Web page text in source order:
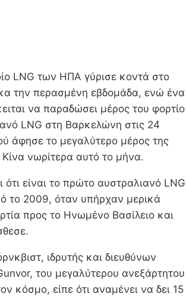
LNG των ΗΠΑ γύρισε κοντά στο
την περασμένη εβδομάδα, ενώ ένα
να παραδώσει μέρος του φορτίο
LNG στη Βαρκελώνη στις 24
άφησε το μεγαλύτερο μέρος της
νωρίτερα αυτό το μήνα.
ότι είναι το πρώτο αυστραλιανό LNG
το 2009, όταν υπήρχαν μερικά
προς το Ηνωμένο Βασίλειο και
ιδρυτής και διευθύνων
του μεγαλύτερου ανεξάρτητου
κόσμο, είπε ότι αναμένει να δει 15